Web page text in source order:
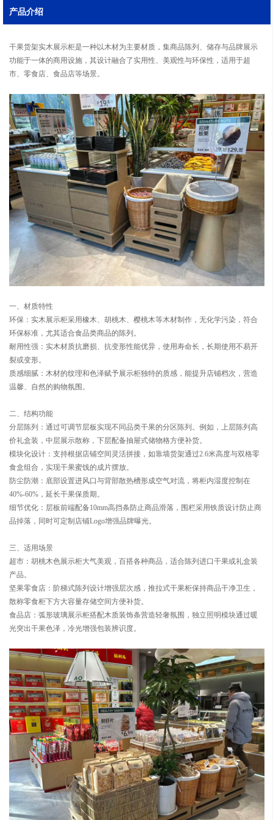
产品介绍
干果货架实木展示柜是一种以木材为主要材质，集商品陈列、储存与品牌展示
功能于一体的商用设施，其设计融合了实用性、美观性与环保性，适用于超
市、零食店、食品店等场景。
一、材质特性
环保：实木展示柜采用橡木、胡桃木、樱桃木等木材制作，无化学污染，符合
环保标准，尤其适合食品类商品的陈列。
耐用性强：实木材质抗磨损、抗变形性能优异，使用寿命长，长期使用不易开
裂或变形。
质感细腻：木材的纹理和色泽赋予展示柜独特的质感，能提升店铺档次，营造
温馨、自然的购物氛围。
二、结构功能
分层陈列：通过可调节层板实现不同品类干果的分区陈列。例如，上层陈列高
价礼盒装，中层展示散称，下层配备抽屉式储物格方便补货。
模块化设计：支持根据店铺空间灵活拼接，如靠墙货架通过2.6米高度与双格零
食盒组合，实现干果蜜饯的成片摆放。
防尘防潮：底部设置进风口与背部散热槽形成空气对流，将柜内湿度控制在
40%-60%，延长干果保质期。
细节优化：层板前端配备10mm高挡条防止商品滑落，围栏采用铁质设计防止商
品掉落，同时可定制店铺Logo增强品牌曝光。
三、适用场景
超市：胡桃木色展示柜大气美观，百搭各种商品，适合陈列进口干果或礼盒装
产品。
坚果零食店：阶梯式陈列设计增强层次感，推拉式干果柜保持商品干净卫生，
散称零食柜下方大容量存储空间方便补货。
食品店：弧形玻璃展示柜搭配木质装饰条营造轻奢氛围，独立照明模块通过暖
光突出干果色泽，冷光增强包装辨识度。